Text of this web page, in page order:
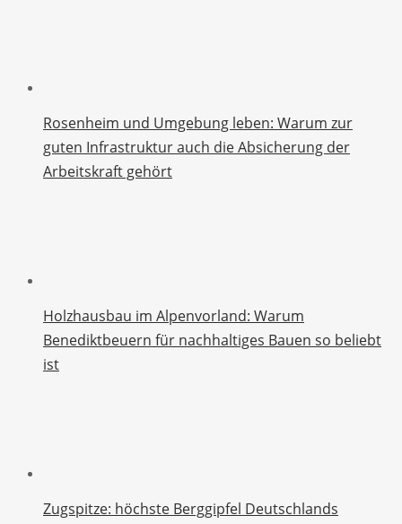
Rosenheim und Umgebung leben: Warum zur
guten Infrastruktur auch die Absicherung der
Arbeitskraft gehört
Holzhausbau im Alpenvorland: Warum
Benediktbeuern für nachhaltiges Bauen so beliebt
ist
Zugspitze: höchste Berggipfel Deutschlands